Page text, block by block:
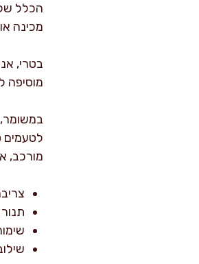
הכלל
מכינה
בטרי,
מוסיפה
לטעמים
מורכב,
תנור גריל: 3–6 דקות